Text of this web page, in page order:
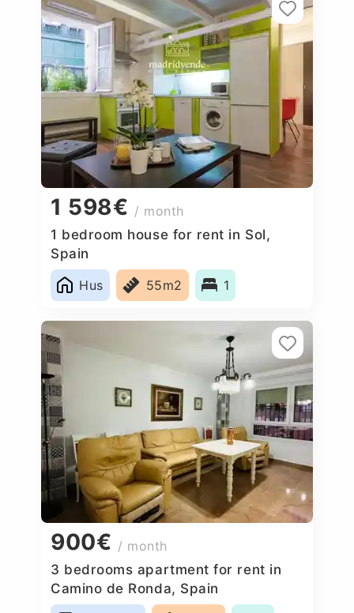
1 598€ / month
1 bedroom house for rent in Sol,
Spain
Hus
55m2 1
900€ / month
3 bedrooms apartment for rent in
Camino de Ronda, Spain